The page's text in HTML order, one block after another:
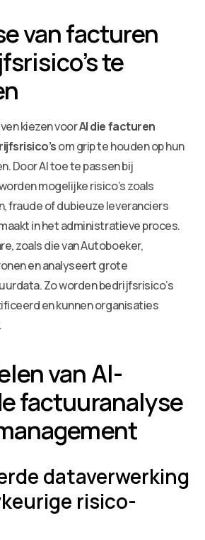
van facturen
te
kiezen voorAI die facturen
om grip te houden op hun
Door AI toe te passen bij
mogelijke risico’s zoals
fraude of dubieuze leveranciers
in het administratieve proces.
zoals die van Autoboeker,
en analyseert grote
Zo worden bedrijfsrisico’s
en kunnen organisaties
van AI-
factuuranalyse
dataverwerking
risico-